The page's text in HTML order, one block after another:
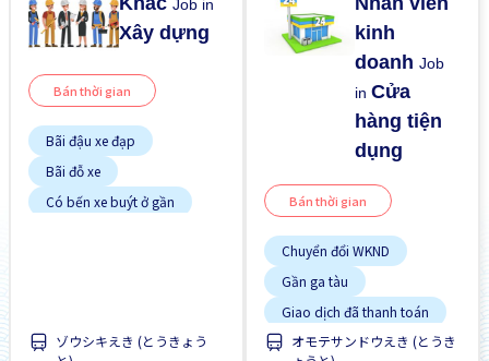
Job in
Xây dựng
Bán thời gian
Bãi đậu xe đạp
Bãi đỗ xe
Có bến xe buýt ở gần
Giao dịch đã thanh toán
ゾウシキえき (とうきょう
kinh
doanhJob
inCửa
hàng tiện
dụng
Bán thời gian
Chuyển đổi WKND
Gần ga tàu
Giao dịch đã thanh toán
Ít hơn theo thời gian
オモテサンドウえき (とうき